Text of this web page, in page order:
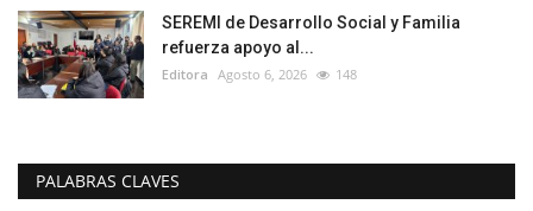
SEREMI de Desarrollo Social y Familia
refuerza apoyo al...
Editora Agosto 6, 2026 148
PALABRAS CLAVES